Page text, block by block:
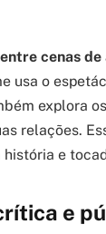
cenas de
usa o
explora
relações.
e
e